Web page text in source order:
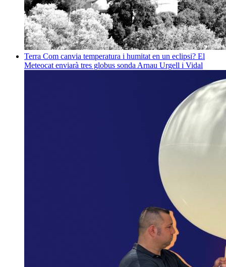
Terra Com canvia temperatura i humitat en un eclipsi? El
Meteocat enviarà tres globus sonda Arnau Urgell i Vidal